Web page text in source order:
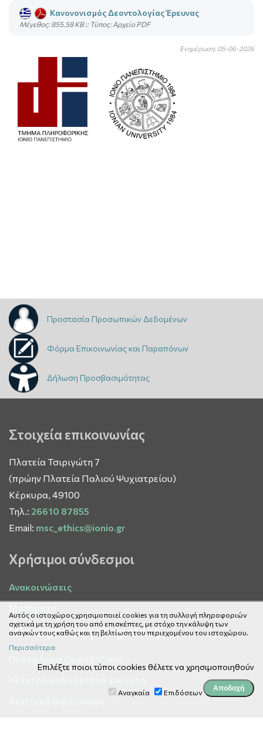
Κανονονισμός Δεοντολογίας Έρευνας
Mέγεθος: 855.58 KB :: Τύπος: Αρχείο PDF
Ενημέρωση: 05-06-2026
Προστασία Προσωπικών Δεδομένων
Φόρμα Επικοινωνίας και Παραπόνων
Δήλωση Προσβασιμότητας
Στοιχεία επικοινωνίας
Πλατεία Τσιριγώτη 7
(πρώην Πλατεία Παλιού Ψυχιατρείου)
Κέρκυρα, 49100
Τηλ.: 26610 87855
Email: msc_ethics@ionio.gr
Χρήσιμοι σύνδεσμοι
Ανακοινώσεις
Ηλεκτρονικές υπηρεσίες
Αυτός ο ιστοχώρος χρησιμοποιεί cookies για τη συλλογή πληροφοριών
σχετικά με τη χρήση του από επισκέπτες, με στόχο την κάλυψη των
αναγκών τους καθώς και τη βελτίωση του περιεχομένου του ιστοχώρου.
Περισσότερα
Επιλέξτε ποιοι τύποι cookies θέλετε να χρησιμοποιηθούν
Αναγκαία Επιδόσεων